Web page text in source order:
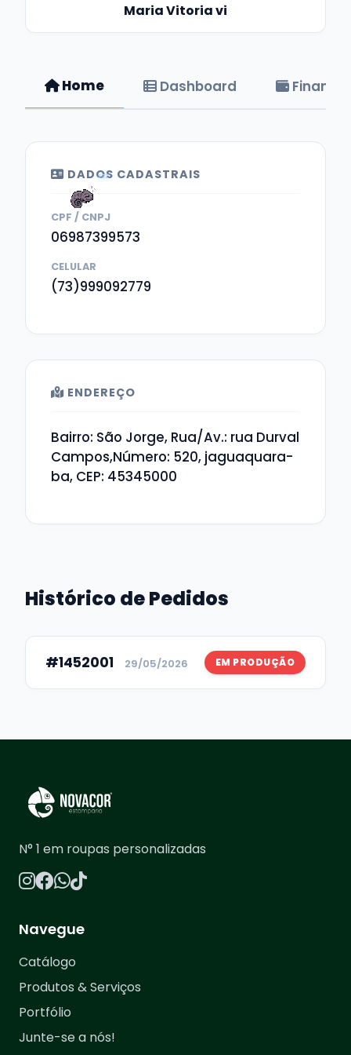
Maria Vitoria vi
Home Dashboard
DADOS CADASTRAIS
CPF / CNPJ
06987399573
CELULAR
(73)999092779
ENDEREÇO
Bairro: São Jorge, Rua/Av.: rua Durval
Campos,Número: 520, jaguaquara-
ba, CEP: 45345000
Histórico de Pedidos
#1452001 29/05/2026 EM PRODUÇÃO
N° 1 em roupas personalizadas
Navegue
Catálogo
Produtos & Serviços
Portfólio
Junte-se a nós!
zzz